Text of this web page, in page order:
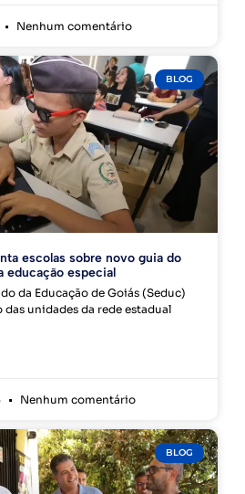
Nenhum comentário
BLOG
escolas sobre novo guia do
educação especial
da Educação de Goiás (Seduc)
unidades da rede estadual
Nenhum comentário
BLOG